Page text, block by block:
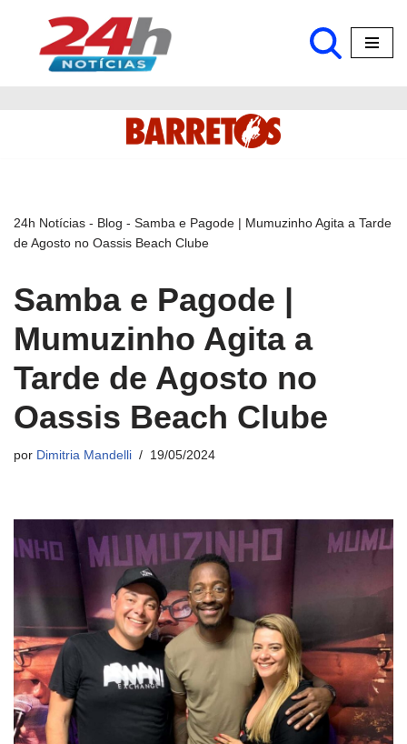
Pular
24h Notícias - Blog - Samba e Pagode | Mumuzinho Agita a Tarde
de Agosto no Oassis Beach Clube
Samba e Pagode |
Mumuzinho Agita a
Tarde de Agosto no
Oassis Beach Clube
por Dimitria Mandelli 19/05/2024